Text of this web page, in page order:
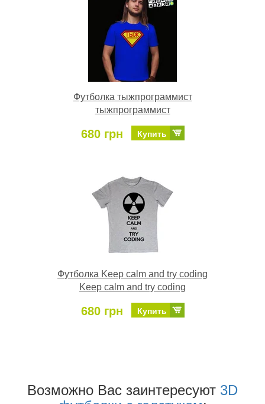
Футболка тыжпрограммист
тыжпрограммист
680 грн Купить
Футболка Keep calm and try coding
Keep calm and try coding
680 грн Купить
Возможно Ваc заинтересуют 3D